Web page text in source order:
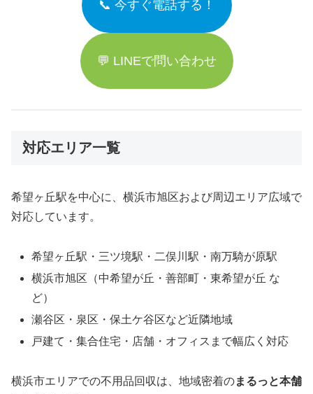
📞 今すぐ電話する！
💬 LINEで問い合わせ
対応エリア一覧
希望ヶ丘駅を中心に、横浜市旭区および周辺エリア広域で
対応しています。
希望ヶ丘駅・三ツ境駅・二俣川駅・南万騎が原駅
横浜市旭区（中希望が丘・善部町・東希望が丘 な
ど）
瀬谷区・泉区・保土ケ谷区など近隣地域
戸建て・集合住宅・店舗・オフィスまで幅広く対応
横浜市エリアでの不用品回収は、地域密着のまるっと本舗